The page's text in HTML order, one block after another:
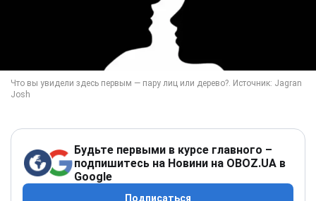
Будьте первыми в курсе главного –
подпишитесь на Новини на OBOZ.UA в
Google
Подписаться